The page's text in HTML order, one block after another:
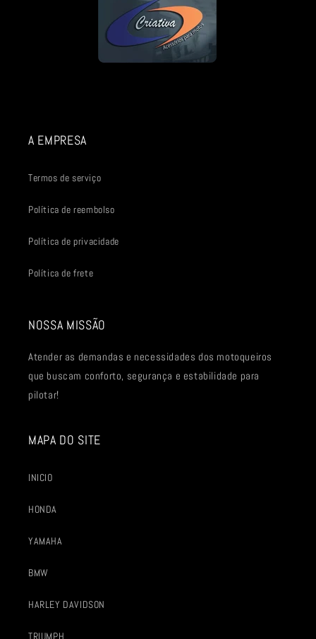
A EMPRESA
Termos de serviço
Política de reembolso
Política de privacidade
Política de frete
NOSSA MISSÃO
Atender as demandas e necessidades dos motoqueiros
que buscam conforto, segurança e estabilidade para
pilotar!
MAPA DO SITE
INICIO
HONDA
YAMAHA
BMW
HARLEY DAVIDSON
TRIUMPH